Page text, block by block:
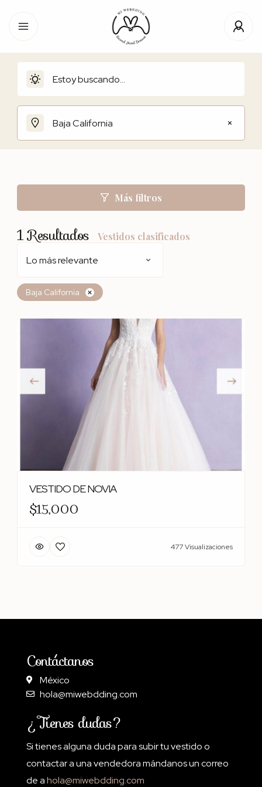
Baja California
Más filtros
1Resultados
Vestidos clasificados
Lo más relevante
Baja California
VESTIDO DE NOVIA
$15,000
477 Visualizaciones
Contáctanos
México
hola@miwebdding.com
¿Tienes dudas?
Si tienes alguna duda para subir tu vestido o
contactar a una vendedora mándanos un correo
de ahola@miwebdding.com